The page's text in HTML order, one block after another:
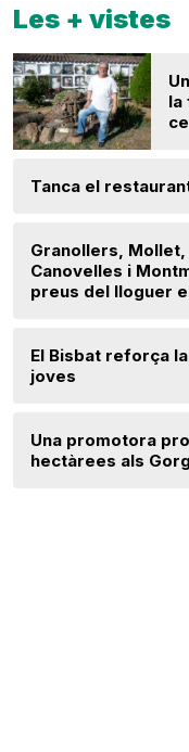
Les + vistes
la
Tanca el
Granollers, Mollet,
Canovelles i
preus del lloguer
El Bisbat reforça
joves
Una promotora
hectàrees als